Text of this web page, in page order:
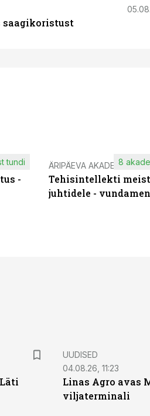
saagikoristust
-
tundi ÄRIPÄEVA AKADEEMIA
Tehisintellekti
juhtidele -
8
UUDISED
04.08.26, 11:23
Linas Agro avas
viljaterminali